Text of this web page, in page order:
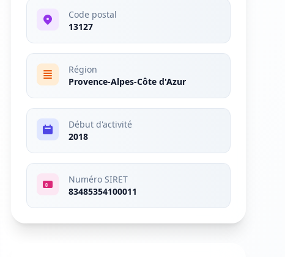
Code postal
13127
Région
Provence-Alpes-Côte d'Azur
Début d'activité
2018
Numéro SIRET
83485354100011